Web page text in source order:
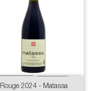
Rouge 2024 - Matassa